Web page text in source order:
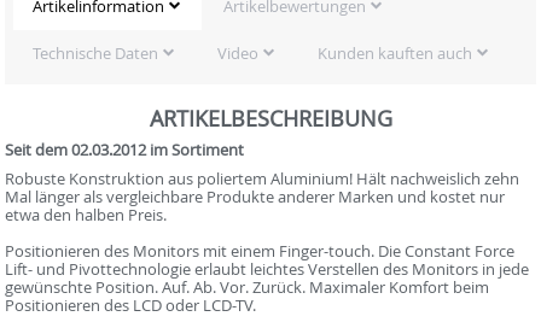
Artikelinformation Artikelbewertungen
Technische Daten Video Kunden kauften auch
ARTIKELBESCHREIBUNG
Seit dem 02.03.2012 im Sortiment
Robuste Konstruktion aus poliertem Aluminium! Hält nachweislich zehn
Mal länger als vergleichbare Produkte anderer Marken und kostet nur
etwa den halben Preis.
Positionieren des Monitors mit einem Finger-touch. Die Constant Force
Lift- und Pivottechnologie erlaubt leichtes Verstellen des Monitors in jede
gewünschte Position. Auf. Ab. Vor. Zurück. Maximaler Komfort beim
Positionieren des LCD oder LCD-TV.